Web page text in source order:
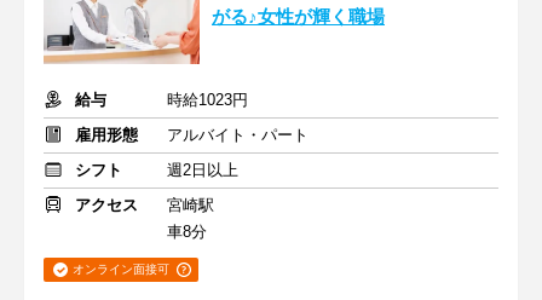
がる♪女性が輝く職場
給与
時給1023円
雇用形態
アルバイト・パート
シフト
週2日以上
アクセス
宮崎駅
車8分
オンライン面接可